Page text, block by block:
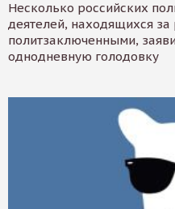
Несколько российских
деятелей, находящихся
политзаключенными,
однодневную голодовку